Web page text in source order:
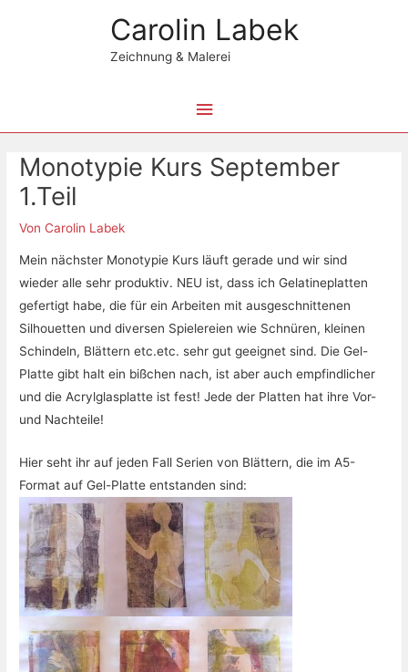
Carolin Labek
Zeichnung & Malerei
Hauptmenü
Monotypie Kurs September
1.Teil
VonCarolin Labek
Mein nächster Monotypie Kurs läuft gerade und wir sind
wieder alle sehr produktiv. NEU ist, dass ich Gelatineplatten
gefertigt habe, die für ein Arbeiten mit ausgeschnittenen
Silhouetten und diversen Spielereien wie Schnüren, kleinen
Schindeln, Blättern etc.etc. sehr gut geeignet sind. Die Gel-
Platte gibt halt ein bißchen nach, ist aber auch empfindlicher
und die Acrylglasplatte ist fest! Jede der Platten hat ihre Vor-
und Nachteile!
Hier seht ihr auf jeden Fall Serien von Blättern, die im A5-
Format auf Gel-Platte entstanden sind: